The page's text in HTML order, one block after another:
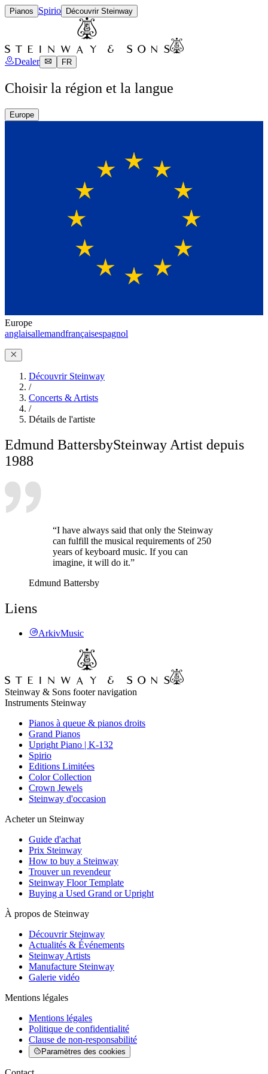
Pianos Spirio Découvrir Steinway
Dealer FR
Choisir la région et la langue
Europe
Europe
anglaisallemandfrançaisespagnol
Découvrir Steinway
/
Concerts & Artists
/
Détails de l'artiste
Edmund BattersbySteinway Artist depuis
1988
“I have always said that only the Steinway
can fulfill the musical requirements of 250
years of keyboard music. If you can
imagine, it will do it.”
Edmund Battersby
Liens
ArkivMusic
Steinway & Sons footer navigation
Instruments Steinway
Pianos à queue & pianos droits
Grand Pianos
Upright Piano | K-132
Spirio
Editions Limitées
Color Collection
Crown Jewels
Steinway d'occasion
Acheter un Steinway
Guide d'achat
Prix Steinway
How to buy a Steinway
Trouver un revendeur
Steinway Floor Template
Buying a Used Grand or Upright
À propos de Steinway
Découvrir Steinway
Actualités & Événements
Steinway Artists
Manufacture Steinway
Galerie vidéo
Mentions légales
Mentions légales
Politique de confidentialité
Clause de non-responsabilité
Paramètres des cookies